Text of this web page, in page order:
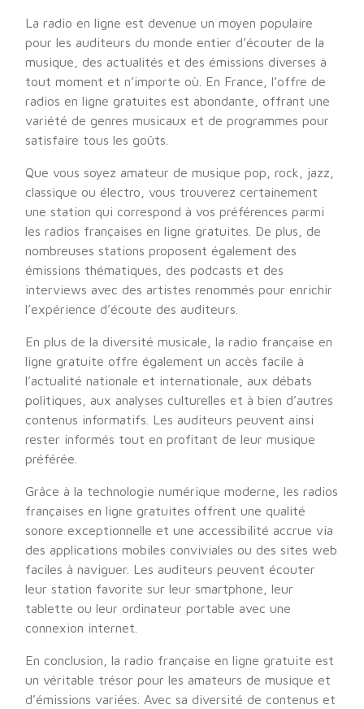
La radio en ligne est devenue un moyen populaire
pour les auditeurs du monde entier d’écouter de la
musique, des actualités et des émissions diverses à
tout moment et n’importe où. En France, l’offre de
radios en ligne gratuites est abondante, offrant une
variété de genres musicaux et de programmes pour
satisfaire tous les goûts.
Que vous soyez amateur de musique pop, rock, jazz,
classique ou électro, vous trouverez certainement
une station qui correspond à vos préférences parmi
les radios françaises en ligne gratuites. De plus, de
nombreuses stations proposent également des
émissions thématiques, des podcasts et des
interviews avec des artistes renommés pour enrichir
l’expérience d’écoute des auditeurs.
En plus de la diversité musicale, la radio française en
ligne gratuite offre également un accès facile à
l’actualité nationale et internationale, aux débats
politiques, aux analyses culturelles et à bien d’autres
contenus informatifs. Les auditeurs peuvent ainsi
rester informés tout en profitant de leur musique
préférée.
Grâce à la technologie numérique moderne, les radios
françaises en ligne gratuites offrent une qualité
sonore exceptionnelle et une accessibilité accrue via
des applications mobiles conviviales ou des sites web
faciles à naviguer. Les auditeurs peuvent écouter
leur station favorite sur leur smartphone, leur
tablette ou leur ordinateur portable avec une
connexion internet.
En conclusion, la radio française en ligne gratuite est
un véritable trésor pour les amateurs de musique et
d’émissions variées. Avec sa diversité de contenus et